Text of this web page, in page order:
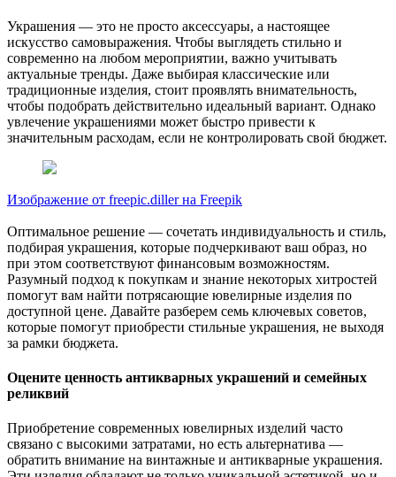
Украшения — это не просто аксессуары, а настоящее
искусство самовыражения. Чтобы выглядеть стильно и
современно на любом мероприятии, важно учитывать
актуальные тренды. Даже выбирая классические или
традиционные изделия, стоит проявлять внимательность,
чтобы подобрать действительно идеальный вариант. Однако
увлечение украшениями может быстро привести к
значительным расходам, если не контролировать свой бюджет.
Изображение от freepic.diller на Freepik
Оптимальное решение — сочетать индивидуальность и стиль,
подбирая украшения, которые подчеркивают ваш образ, но
при этом соответствуют финансовым возможностям.
Разумный подход к покупкам и знание некоторых хитростей
помогут вам найти потрясающие ювелирные изделия по
доступной цене. Давайте разберем семь ключевых советов,
которые помогут приобрести стильные украшения, не выходя
за рамки бюджета.
Оцените ценность антикварных украшений и семейных
реликвий
Приобретение современных ювелирных изделий часто
связано с высокими затратами, но есть альтернатива —
обратить внимание на винтажные и антикварные украшения.